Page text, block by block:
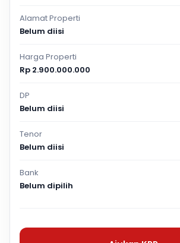
Alamat Properti
Belum diisi
Harga Properti
Rp 2.900.000.000
DP
Belum diisi
Tenor
Belum diisi
Bank
Belum dipilih